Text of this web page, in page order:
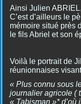
Ainsi Julien
C’est d’ailleurs le
mémoire situé près
le fils Abriel et son
Voilà le portrait de
réunionnaises
« Plus connu sous
journalier agricole (
« Tabisman »*